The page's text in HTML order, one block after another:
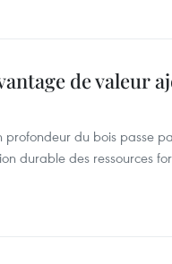
de valeur
du bois passe
durable des ressources